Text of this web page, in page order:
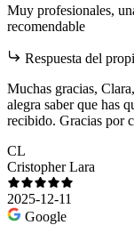
Muy profesionales,
recomendable
Respuesta del
Muchas gracias,
alegra saber que has
recibido. Gracias por
CL
Cristopher Lara
2025-12-11
Google